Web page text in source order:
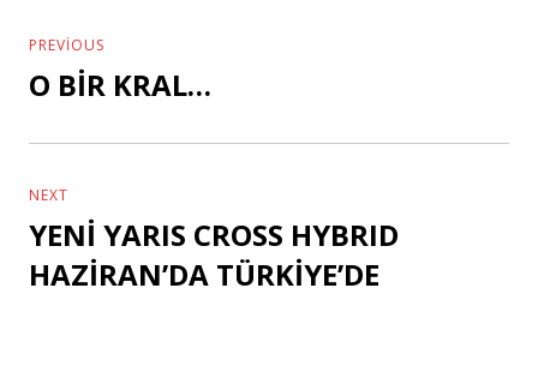
dolaşımı
PREVIOUS
Previous
O BİR KRAL…
NEXT
Next
post:
YENİ YARIS CROSS HYBRID
HAZİRAN’DA TÜRKİYE’DE